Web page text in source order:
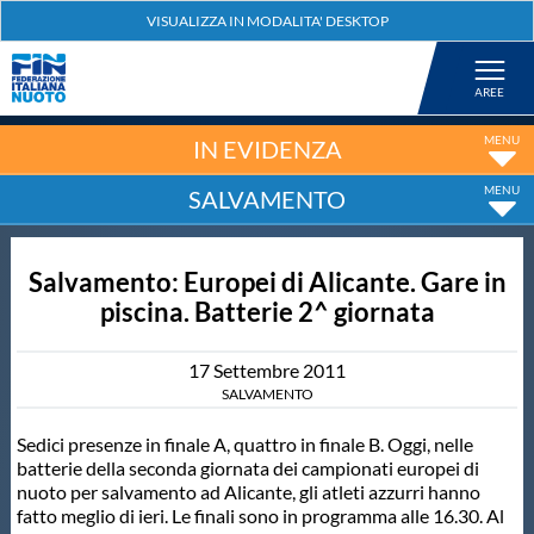
Nuoto
Tuffi
Salvamento
IN EVIDENZA
SALVAMENTO
Salvamento: Europei di Alicante. Gare in
piscina. Batterie 2^ giornata
17Settembre 2011
SALVAMENTO
Sedici presenze in finale A, quattro in finale B. Oggi, nelle
batterie della seconda giornata dei campionati europei di
nuoto per salvamento ad Alicante, gli atleti azzurri hanno
fatto meglio di ieri. Le finali sono in programma alle 16.30. Al